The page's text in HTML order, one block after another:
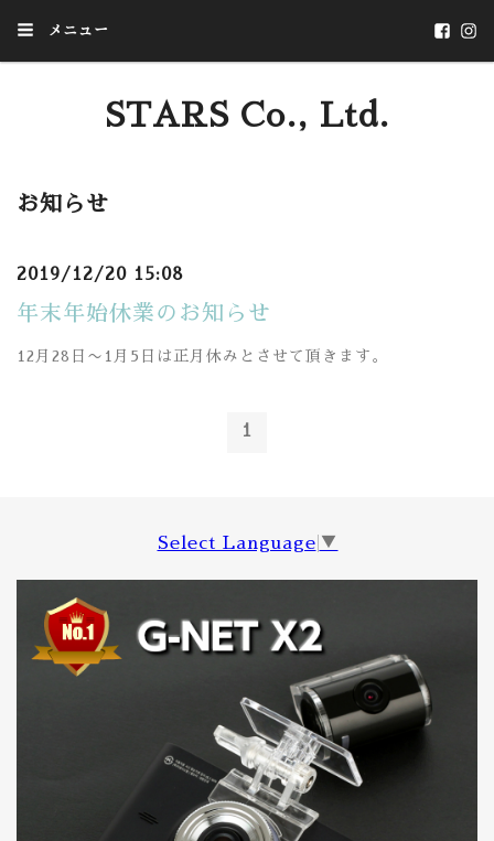
メニュー
STARS Co., Ltd.
お知らせ
2019/12/20 15:08
年末年始休業のお知らせ
12月28日〜1月5日は正月休みとさせて頂きます。
1
Select Language ▼